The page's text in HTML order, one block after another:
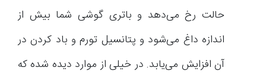
حالت رخ می‌دهد و باتری گوشی شما بیش از
اندازه داغ می‌شود و پتانسیل تورم و باد کردن در
آن افزایش می‌یابد. در خیلی از موارد دیده شده که